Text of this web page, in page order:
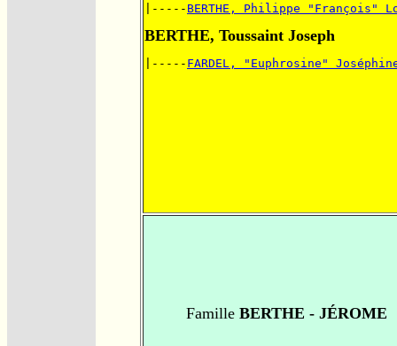
|----- BERTHE, Philippe "François"
BERTHE, Toussaint Joseph
|----- FARDEL, "Euphrosine"
FamilleBERTHE - JÉROME